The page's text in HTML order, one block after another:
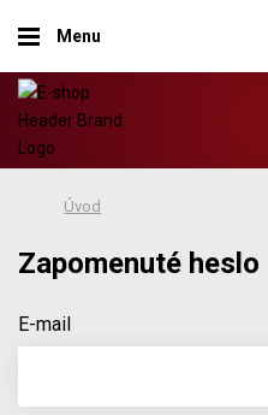
Menu
Úvod
Zapomenuté heslo
E-mail